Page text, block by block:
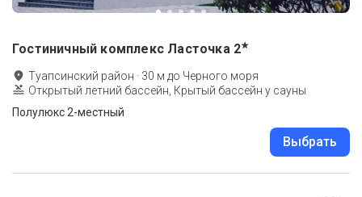
Гостиничный комплекс Ласточка 2★
Туапсинский район · 30 м до Черного моря
Открытый летний бассейн, Крытый бассейн у сауны
Полулюкс 2-местный
Выбрать